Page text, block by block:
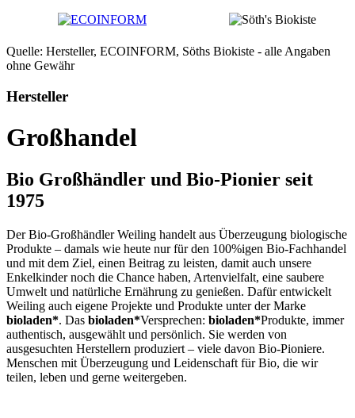
Quelle: Hersteller, ECOINFORM, Söths Biokiste - alle Angaben
ohne Gewähr
Hersteller
Großhandel
Bio Großhändler und Bio-Pionier seit
1975
Der Bio-Großhändler Weiling handelt aus Überzeugung biologische
Produkte – damals wie heute nur für den 100%igen Bio-Fachhandel
und mit dem Ziel, einen Beitrag zu leisten, damit auch unsere
Enkelkinder noch die Chance haben, Artenvielfalt, eine saubere
Umwelt und natürliche Ernährung zu genießen. Dafür entwickelt
Weiling auch eigene Projekte und Produkte unter der Marke
bioladen*. Das bioladen*Versprechen: bioladen*Produkte, immer
authentisch, ausgewählt und persönlich. Sie werden von
ausgesuchten Herstellern produziert – viele davon Bio-Pioniere.
Menschen mit Überzeugung und Leidenschaft für Bio, die wir
teilen, leben und gerne weitergeben.